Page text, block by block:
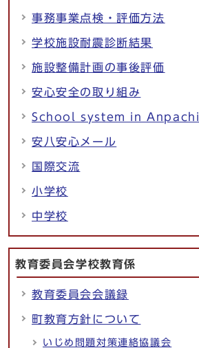
事務事業点検・評価方法
学校施設耐震診断結果
施設整備計画の事後評価
安心安全の取り組み
School system in Anpachi
安八安心メール
国際交流
小学校
中学校
教育委員会学校教育係
教育委員会会議録
町教育方針について
いじめ問題対策連絡協議会